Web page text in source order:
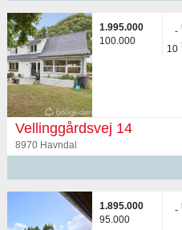
1.995.000
100.000
-
10
Vellinggårdsvej 14
8970 Havndal
1.895.000
95.000
-